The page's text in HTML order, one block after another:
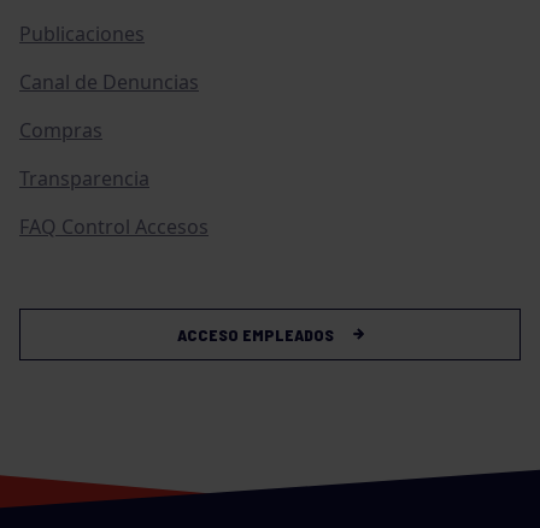
Publicaciones
Canal de Denuncias
Compras
Transparencia
FAQ Control Accesos
ACCESO EMPLEADOS